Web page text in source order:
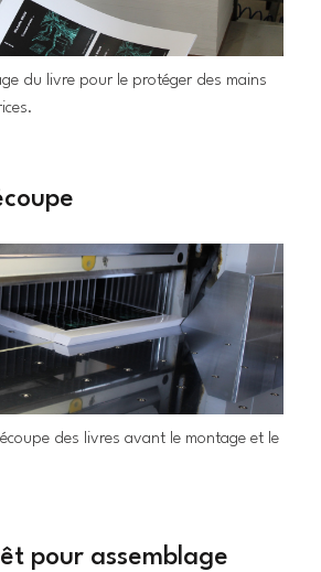
du livre pour le protéger des mains
des livres avant le montage et le
pour assemblage